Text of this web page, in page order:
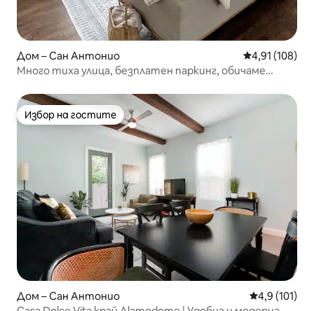
Дом – Сан Антонио Средна
4,91 (108)
Много тиха улица, безплатен паркинг, обичаме
Избор на гостите
Избор на гостите
Дом – Сан Антонио Средна
4,9 (101)